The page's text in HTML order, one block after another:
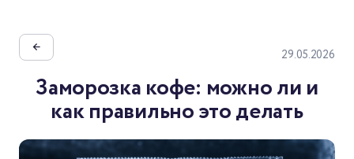
← 29.05.2026
Заморозка кофе: можно ли и
как правильно это делать